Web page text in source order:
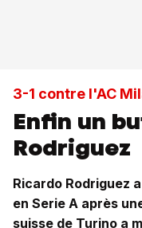
3-1 contre l'AC
Enfin un
Rodriguez
Ricardo Rodriguez
en Serie A après
suisse de Turino a